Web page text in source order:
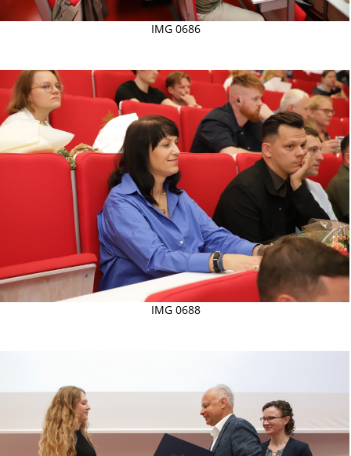
IMG 0686
IMG 0688